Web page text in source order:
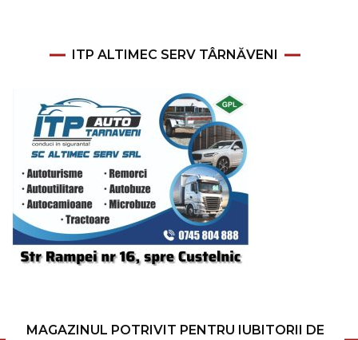
ITP ALTIMEC SERV TÂRNĂVENI
MAGAZINUL POTRIVIT PENTRU IUBITORII DE